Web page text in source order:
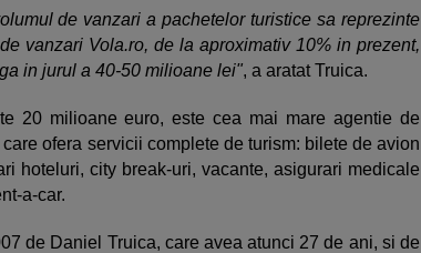
de vanzari a pachetelor turistice sa reprezinte
vanzari Vola.ro, de la aproximativ 10% in prezent,
in jurul a 40-50 milioane lei", a aratat Truica.
20 milioane euro, este cea mai mare agentie de
ofera servicii complete de turism: bilete de avion
hoteluri, city break-uri, vacante, asigurari medicale
a-car.
de Daniel Truica, care avea atunci 27 de ani, si de